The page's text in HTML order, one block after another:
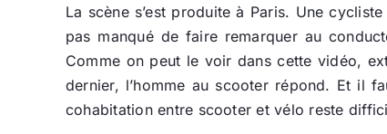
La scène s’est produite à Paris. Une
pas manqué de faire remarquer au
Comme on peut le voir dans cette vidéo,
dernier, l’homme au scooter répond. Et il
cohabitation entre scooter et vélo reste